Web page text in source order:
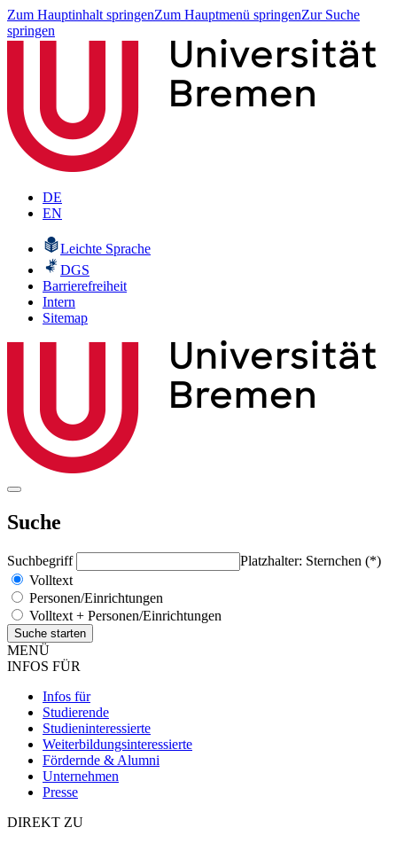
Zum Hauptinhalt springenZum Hauptmenü springenZur Suche
springen
DE
EN
Leichte Sprache
DGS
Barrierefreiheit
Intern
Sitemap
Suche
Suchbegriff
Platzhalter: Sternchen (*)
Volltext
Personen/Einrichtungen
Volltext + Personen/Einrichtungen
MENÜ
INFOS FÜR
Infos für
Studierende
Studieninteressierte
Weiterbildungsinteressierte
Fördernde & Alumni
Unternehmen
Presse
DIREKT ZU